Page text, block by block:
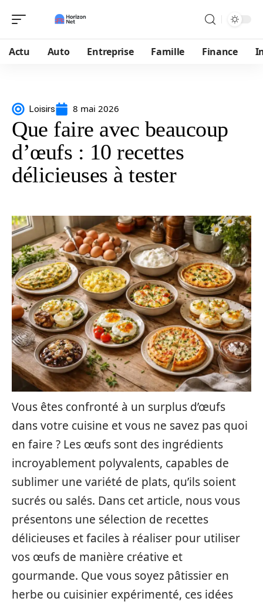
Actu Auto Entreprise Famille Finance
Loisirs 8 mai 2026
Que faire avec beaucoup
d’œufs : 10 recettes
délicieuses à tester
Vous êtes confronté à un surplus d’œufs
dans votre cuisine et vous ne savez pas quoi
en faire ? Les œufs sont des ingrédients
incroyablement polyvalents, capables de
sublimer une variété de plats, qu’ils soient
sucrés ou salés. Dans cet article, nous vous
présentons une sélection de recettes
délicieuses et faciles à réaliser pour utiliser
vos œufs de manière créative et
gourmande. Que vous soyez pâtissier en
herbe ou cuisinier expérimenté, ces idées